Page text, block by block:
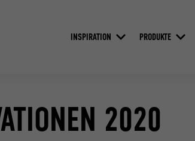
INSPIRATION PRODUKTE
2020